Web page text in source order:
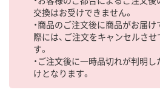
交換はお受けできません。
・商品のご注文後に商品がお届
際には、ご注文をキャンセルさ
す。
・ご注文後に一時品切れが判明
けとなります。